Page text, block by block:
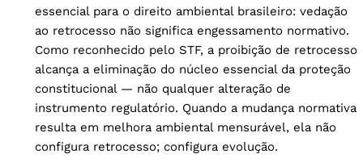
essencial para o direito ambiental brasileiro: vedação
ao retrocesso não significa engessamento normativo.
Como reconhecido pelo STF, a proibição de retrocesso
alcança a eliminação do núcleo essencial da proteção
constitucional — não qualquer alteração de
instrumento regulatório. Quando a mudança normativa
resulta em melhora ambiental mensurável, ela não
configura retrocesso; configura evolução.